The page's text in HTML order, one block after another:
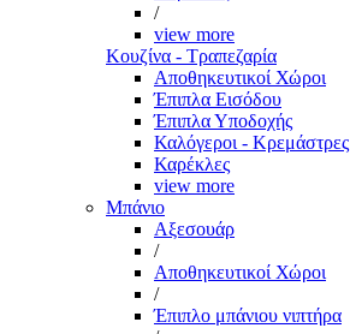
/
view more
Κουζίνα - Τραπεζαρία
Αποθηκευτικοί Χώροι
Έπιπλα Εισόδου
Έπιπλα Υποδοχής
Καλόγεροι - Κρεμάστρες
Καρέκλες
view more
Μπάνιο
Αξεσουάρ
/
Αποθηκευτικοί Χώροι
/
Έπιπλο μπάνιου νιπτήρα